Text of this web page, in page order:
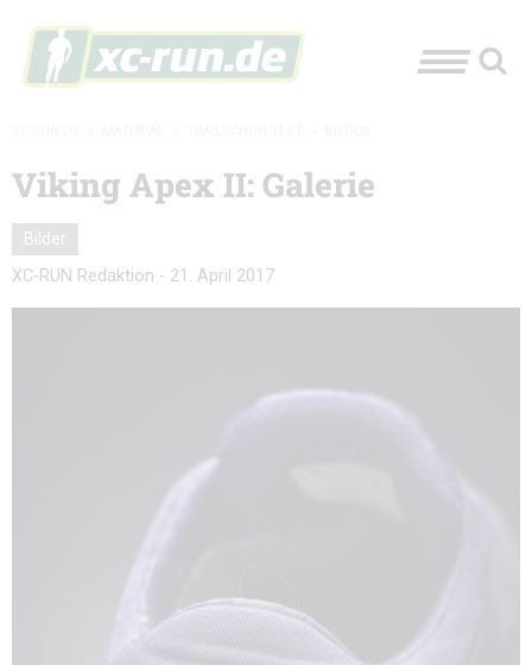
Viking Apex II: Galerie
Bilder
XC-RUN Redaktion - 21. April 2017